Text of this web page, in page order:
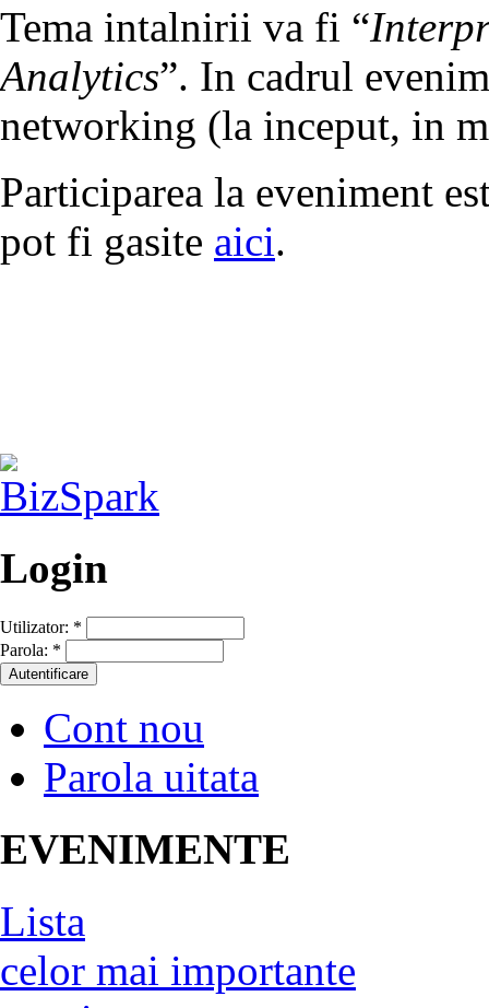
Tema intalnirii va fi “
Analytics”. In cadrul
networking (la inceput, in
Participarea la eveniment
pot fi gasite aici.
Login
Utilizator: *
Parola: *
Cont nou
Parola uitata
EVENIMENTE
Lista
celor mai importante